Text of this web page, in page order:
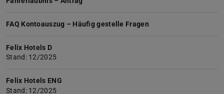
FAQ Kontoauszug – Häufig gestelle Fragen
Felix Hotels D
Stand: 12/2025
Felix Hotels ENG
Stand: 12/2025